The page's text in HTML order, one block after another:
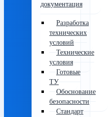
документация
Разработка
технических
условий
Технические
условия
Готовые
ТУ
Обоснование
безопасности
Стандарт